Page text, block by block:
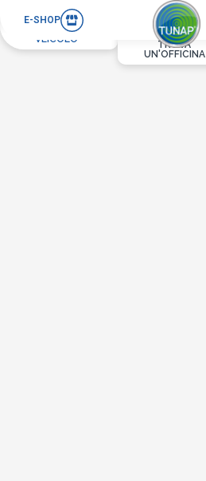
E-SHOP
PER IL TUO
VEICOLO
TROVA
UN'OFFICINA